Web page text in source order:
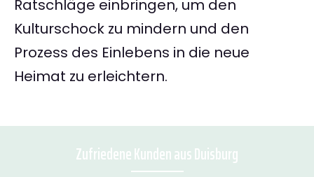
Ratschläge einbringen, um den
Kulturschock zu mindern und den
Prozess des Einlebens in die neue
Heimat zu erleichtern.
Zufriedene Kunden aus Duisburg